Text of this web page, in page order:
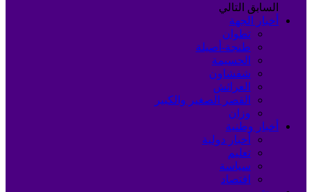
السابق التالي
أخبار الجهة
تطوان
طنجة-أصيلة
الحسيمة
شفشاون
العرائش
القصر الصغير والكبير
وزان
أخبار وطنية
أخبار دولية
تعليم
سياسة
اقتصاد